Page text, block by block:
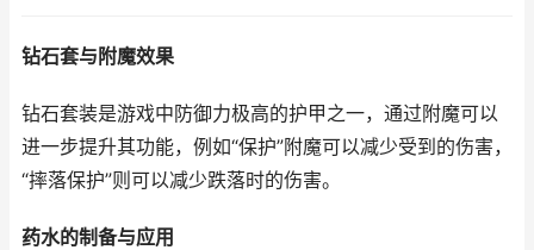
钻石套与附魔效果
钻石套装是游戏中防御力极高的护甲之一，通过附魔可以
进一步提升其功能，例如“保护”附魔可以减少受到的伤害，
“摔落保护”则可以减少跌落时的伤害。
药水的制备与应用